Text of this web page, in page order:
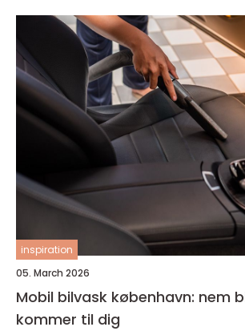
inspiration
05. March 2026
Mobil bilvask københavn: nem
kommer til dig